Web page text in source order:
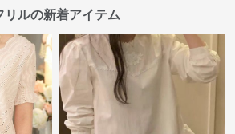
リルの新着アイテム